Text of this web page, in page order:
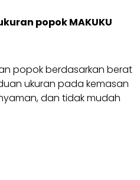
popok MAKUKU
popok berdasarkan berat
ukuran pada kemasan
dan tidak mudah